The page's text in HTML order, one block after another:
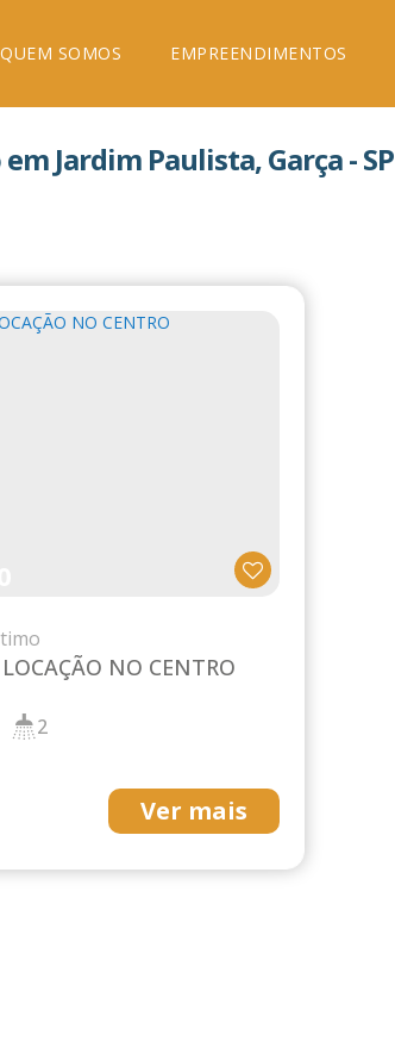
EMPREENDIMENTOS
QUEM SOMOS
Jardim Paulista, Garça - SP
NO CENTRO
2
Ver mais